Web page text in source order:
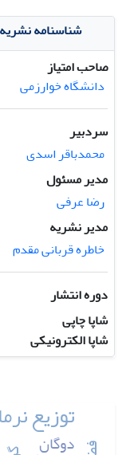
شناسنامه نشریه
صاحب امتیاز
دانشگاه خوارزمی
سردبیر
محمدباقر اسدی
مدیر مسئول
رضا عرفی
مدیر نشریه
خاطره قربانی مقدم
دوره انتشار
شاپا چاپی
شاپا الکترونیکی
توزیع
دوگان